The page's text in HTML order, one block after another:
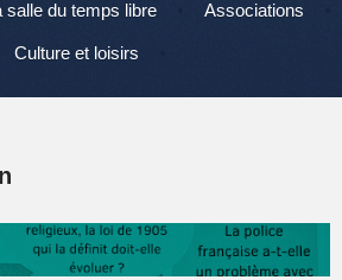
salle du temps libre Associations
Culture et loisirs